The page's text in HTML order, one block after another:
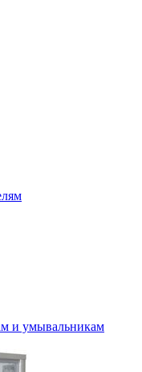
и умывальникам